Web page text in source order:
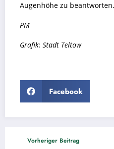
Augenhöhe zu beantworten.
PM
Grafik: Stadt Teltow
Facebook
Vorheriger Beitrag